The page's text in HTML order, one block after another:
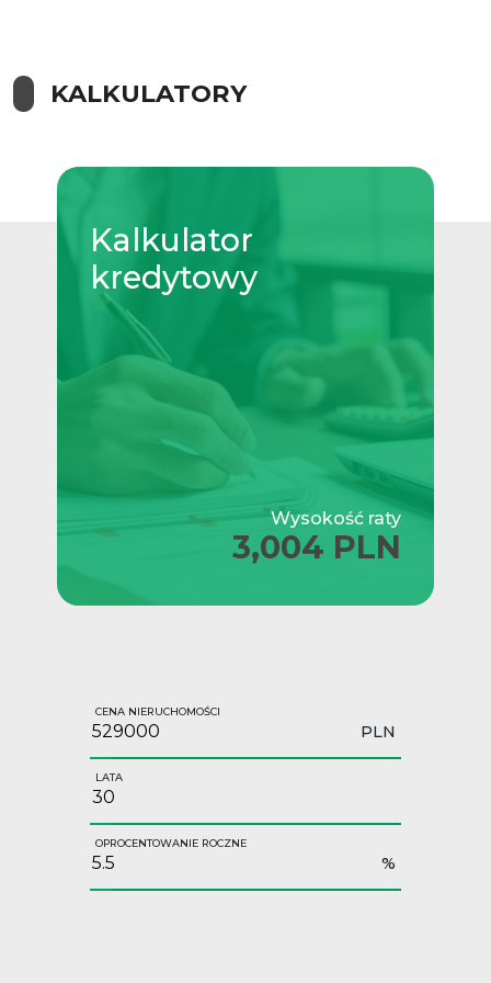
KALKULATORY
Kalkulator
kredytowy
Wysokość raty
3,004 PLN
CENA NIERUCHOMOŚCI
PLN
LATA
OPROCENTOWANIE ROCZNE
%